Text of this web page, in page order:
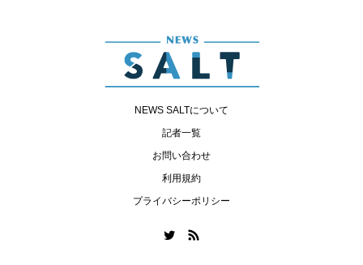
NEWS SALTについて
記者一覧
お問い合わせ
利用規約
プライバシーポリシー